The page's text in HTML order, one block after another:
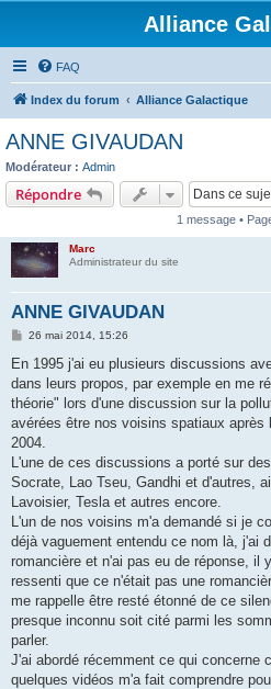
Alliance
FAQ
Index du forum Alliance Galactique
ANNE GIVAUDAN
Modérateur : Admin
Répondre
1 message •
Marc
Administrateur du site
ANNE GIVAUDAN
M
s
a
g
26 mai 2014, 15:26
En 1995 j'ai eu plusieurs discussions
dans leurs propos, par exemple en me
théorie" lors d'une discussion sur la
avérées être nos voisins spatiaux après
2004.
L'une de ces discussions a porté sur
Socrate, Lao Tseu, Gandhi et d'autres,
Lavoisier, Tesla et autres encore.
L'un de nos voisins m'a demandé si je
déjà vaguement entendu ce nom là, j'ai
romancière et n'ai pas eu de réponse, il
ressenti que ce n'était pas une
me rappelle être resté étonné de ce
presque inconnu soit cité parmi les
parler.
J'ai abordé récemment ce qui concerne
quelques vidéos m'a fait comprendre